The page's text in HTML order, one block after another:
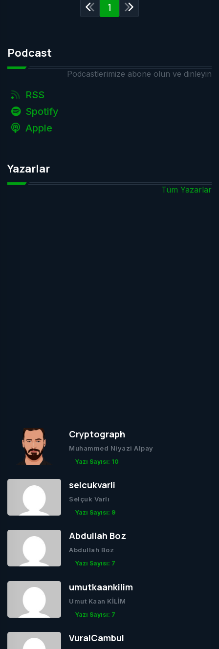
1
Podcast
Podcastlerimize abone olun ve dinleyin
RSS
Spotify
Apple
Yazarlar
Tüm Yazarlar
Cryptograph
Muhammed Niyazi Alpay
Yazı Sayısı: 10
selcukvarli
Selçuk Varlı
Yazı Sayısı: 9
Abdullah Boz
Abdullah Boz
Yazı Sayısı: 7
umutkaankilim
Umut Kaan KİLİM
Yazı Sayısı: 7
VuralCambul